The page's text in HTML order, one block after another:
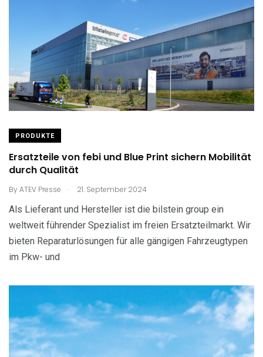
PRODUKTE
Ersatzteile von febi und Blue Print sichern Mobilität
durch Qualität
ByATEV Presse . 21. September 2024
Als Lieferant und Hersteller ist die bilstein group ein
weltweit führender Spezialist im freien Ersatzteilmarkt. Wir
bieten Reparaturlösungen für alle gängigen Fahrzeugtypen
im Pkw- und